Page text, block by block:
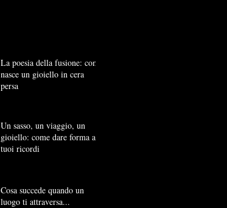
La poesia della fusione: come
nasce un gioiello in cera
persa
Un sasso, un viaggio, un
gioiello: come dare forma ai
tuoi ricordi
Cosa succede quando un
luogo ti attraversa...